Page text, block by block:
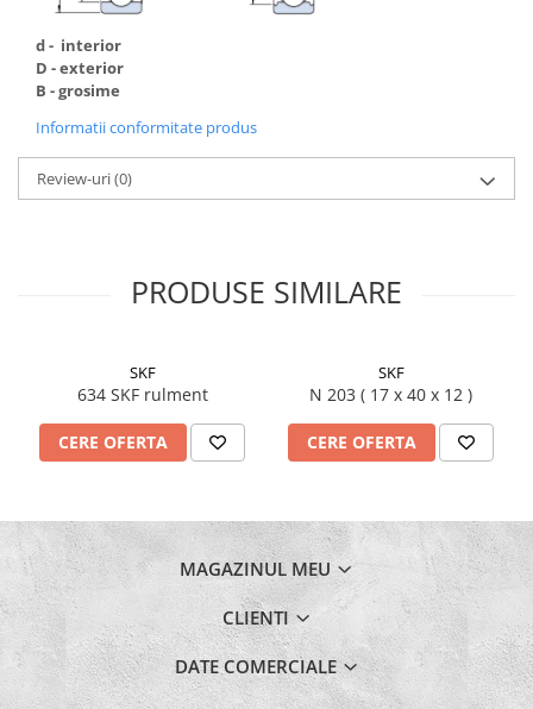
d - interior
D - exterior
B - grosime
Informatii conformitate produs
Review-uri(0)
PRODUSE SIMILARE
SKF
634 SKF rulment
CERE OFERTA
SKF
N 203 ( 17 x 40 x 12 )
CERE OFERTA
MAGAZINUL MEU
CLIENTI
DATE COMERCIALE